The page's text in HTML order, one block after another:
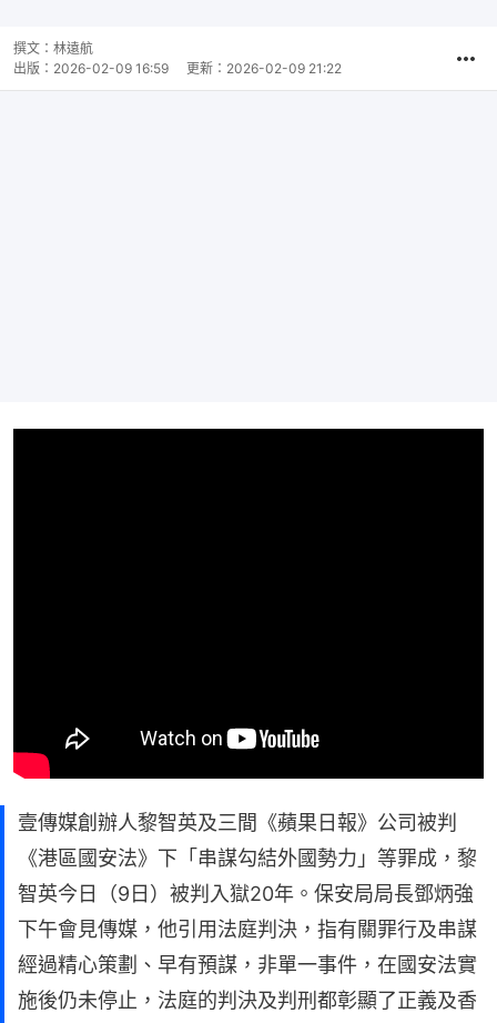
撰文： 林遠航
出版： 2026-02-09 16:59 更新： 2026-02-09 21:22
壹傳媒創辦人黎智英及三間《蘋果日報》公司被判
《港區國安法》下「串謀勾結外國勢力」等罪成，黎
智英今日（9日）被判入獄20年。保安局局長鄧炳強
下午會見傳媒，他引用法庭判決，指有關罪行及串謀
經過精心策劃、早有預謀，非單一事件，在國安法實
施後仍未停止，法庭的判決及判刑都彰顯了正義及香